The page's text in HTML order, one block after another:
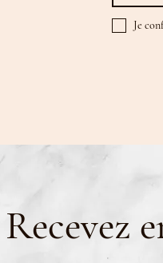
Je
Recevez